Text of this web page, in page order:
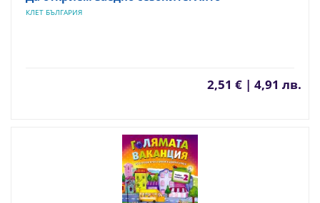
КЛЕТ БЪЛГАРИЯ
2,51 € | 4,91 лв.